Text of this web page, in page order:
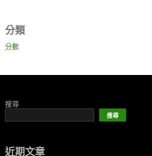
分類
分數
搜尋
搜尋
近期文章